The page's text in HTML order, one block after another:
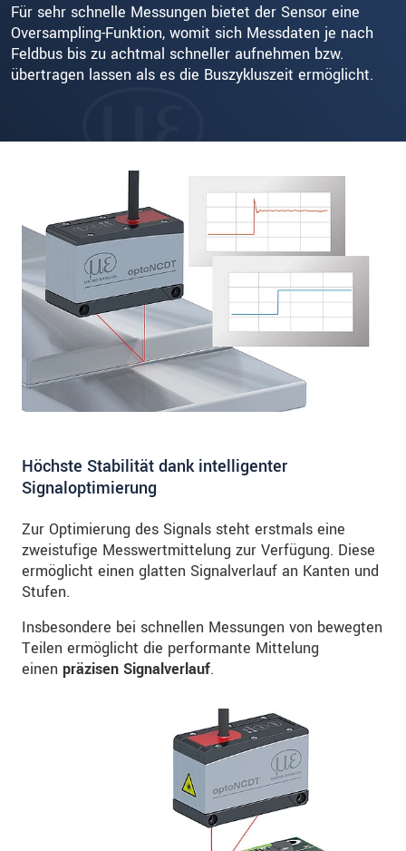
Für sehr schnelle Messungen bietet der Sensor eine
Oversampling-Funktion, womit sich Messdaten je nach
Feldbus bis zu achtmal schneller aufnehmen bzw.
übertragen lassen als es die Buszykluszeit ermöglicht.
Höchste Stabilität dank intelligenter
Signaloptimierung
Zur Optimierung des Signals steht erstmals eine
zweistufige Messwertmittelung zur Verfügung. Diese
ermöglicht einen glatten Signalverlauf an Kanten und
Stufen.
Insbesondere bei schnellen Messungen von bewegten
Teilen ermöglicht die performante Mittelung
einen präzisen Signalverlauf.